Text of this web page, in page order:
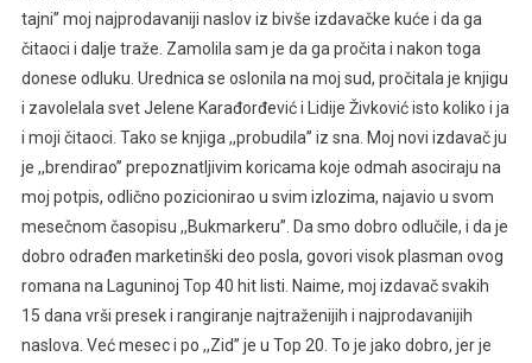
tajni’’ moj najprodavaniji naslov iz bivše izdavačke kuće i da ga
čitaoci i dalje traže. Zamolila sam je da ga pročita i nakon toga
donese odluku. Urednica se oslonila na moj sud, pročitala je knjigu
i zavolelala svet Jelene Karađorđević i Lidije Živković isto koliko i ja
i moji čitaoci. Tako se knjiga ,,probudila’’ iz sna. Moj novi izdavač ju
je ,,brendirao’’ prepoznatljivim koricama koje odmah asociraju na
moj potpis, odlično pozicionirao u svim izlozima, najavio u svom
mesečnom časopisu ,,Bukmarkeru’’. Da smo dobro odlučile, i da je
dobro odrađen marketinški deo posla, govori visok plasman ovog
romana na Laguninoj Top 40 hit listi. Naime, moj izdavač svakih
15 dana vrši presek i rangiranje najtraženijih i najprodavanijih
naslova. Već mesec i po ,,Zid’’ je u Top 20. To je jako dobro, jer je